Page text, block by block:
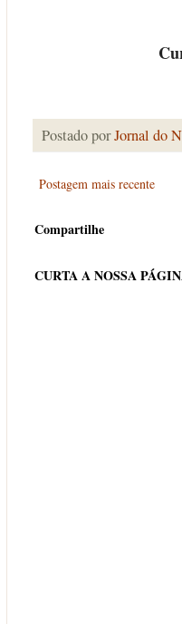
Postado porJornal do
Postagem mais recente
Compartilhe
CURTA A NOSSA